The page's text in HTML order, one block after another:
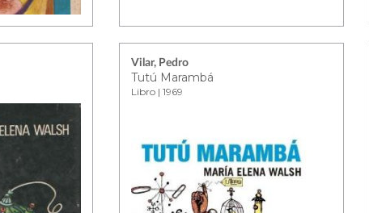
Vilar, Pedro
Tutú Marambá
Libro | 1969